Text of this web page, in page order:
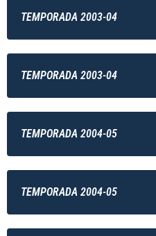
TEMPORADA 2003-04
TEMPORADA 2003-04
TEMPORADA 2004-05
TEMPORADA 2004-05